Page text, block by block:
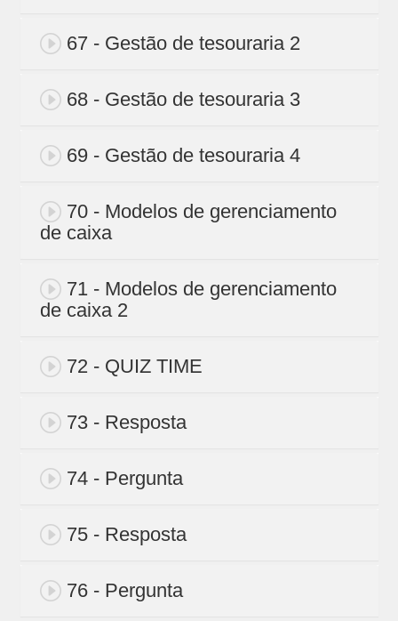
67 - Gestão de tesouraria 2
68 - Gestão de tesouraria 3
69 - Gestão de tesouraria 4
70 - Modelos de gerenciamento
de caixa
71 - Modelos de gerenciamento
de caixa 2
72 - QUIZ TIME
73 - Resposta
74 - Pergunta
75 - Resposta
76 - Pergunta